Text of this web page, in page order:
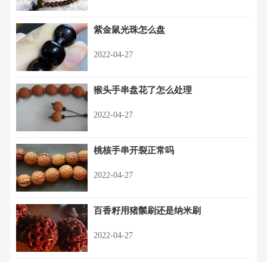
紫金鼠光珠怎么盘
2022-04-27
猴头手串盘花了怎么处理
2022-04-27
桃核手串开裂正常吗
2022-04-27
百香籽用猪鬃刷还是纳米刷
2022-04-27